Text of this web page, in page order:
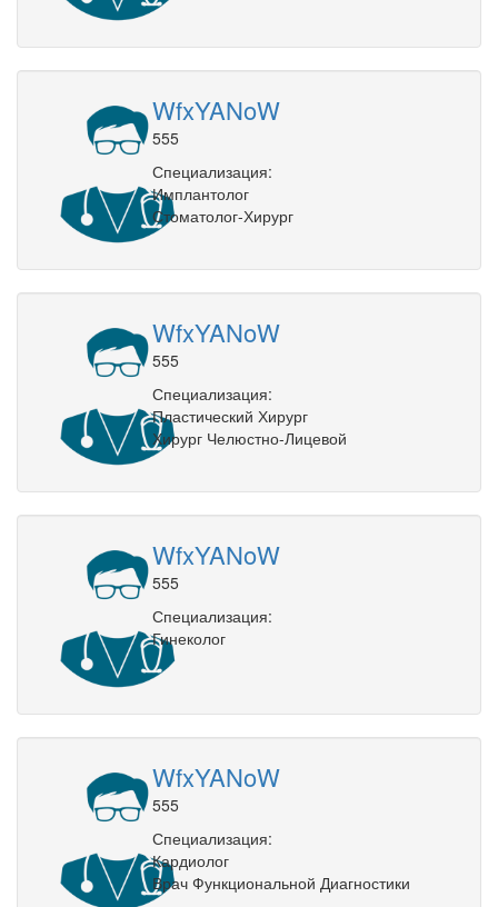
WfxYANoW
555
Специализация:
Имплантолог
Стоматолог-Хирург
WfxYANoW
555
Специализация:
Пластический Хирург
Хирург Челюстно-Лицевой
WfxYANoW
555
Специализация:
Гинеколог
WfxYANoW
555
Специализация:
Кардиолог
Врач Функциональной Диагностики